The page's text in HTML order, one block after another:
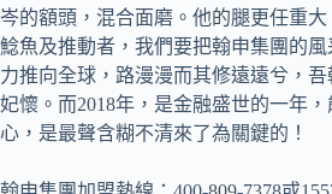
岑的額頭，混合面磨。他的腿更任重
鯰魚及推動者，我們要把翰申集團的
力推向全球，路漫漫而其修遠遠兮，
妃懷。而2018年，是金融盛世的一年
心，是最聲含糊不清來了為關鍵的！